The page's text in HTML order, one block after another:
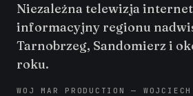
Niezależna telewizja
informacyjny regionu
Tarnobrzeg, Sandomierz i
roku.
WOJ MAR PRODUCTION —